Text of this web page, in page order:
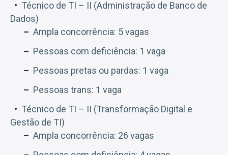
Técnico de TI – II (Administração de Banco de
Dados)
Ampla concorrência: 5 vagas
Pessoas com deficiência: 1 vaga
Pessoas pretas ou pardas: 1 vaga
Pessoas trans: 1 vaga
Técnico de TI – II (Transformação Digital e
Gestão de TI)
Ampla concorrência: 26 vagas